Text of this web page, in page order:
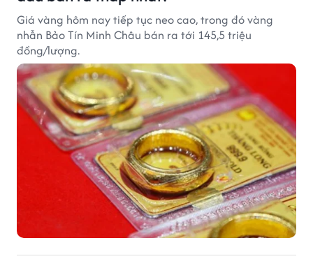
Giá vàng hôm nay tiếp tục neo cao, trong đó vàng
nhẫn Bảo Tín Minh Châu bán ra tới 145,5 triệu
đồng/lượng.